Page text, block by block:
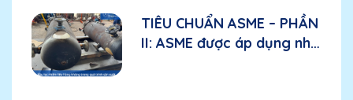
xuất
TIÊU CHUẨN ASME – PHẦN
II: ASME được áp dụng như